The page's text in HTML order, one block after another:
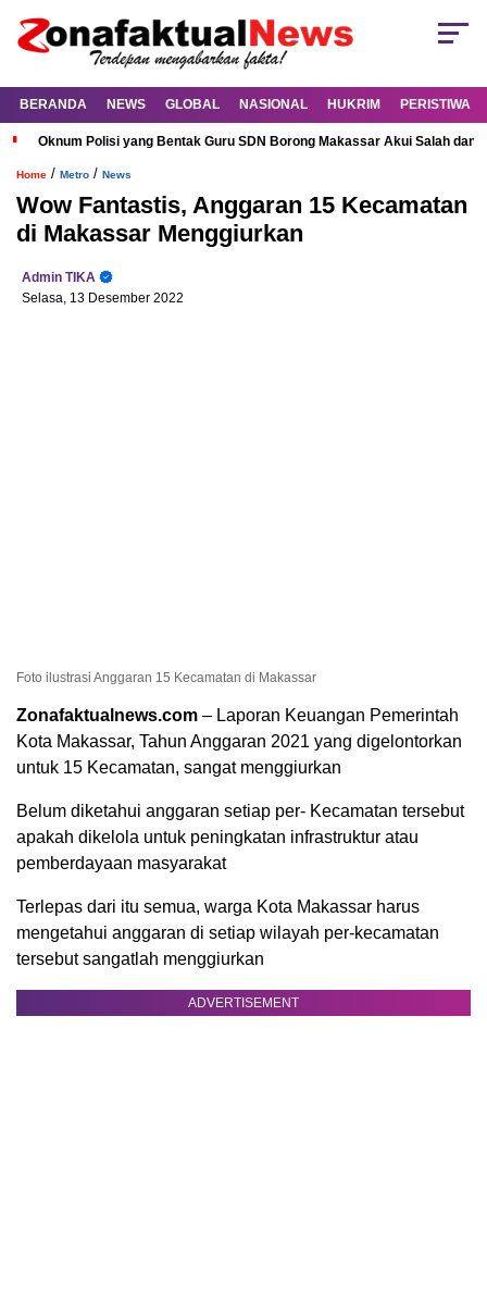
BERANDA NEWS GLOBAL NASIONAL HUKRIM PERISTIWA
Oknum Polisi yang Bentak Guru SDN Borong Makassar Akui Salah dan
Home / Metro / News
Wow Fantastis, Anggaran 15 Kecamatan
di Makassar Menggiurkan
Admin TIKA
Selasa, 13 Desember 2022
Foto ilustrasi Anggaran 15 Kecamatan di Makassar
Zonafaktualnews.com – Laporan Keuangan Pemerintah
Kota Makassar, Tahun Anggaran 2021 yang digelontorkan
untuk 15 Kecamatan, sangat menggiurkan
Belum diketahui anggaran setiap per- Kecamatan tersebut
apakah dikelola untuk peningkatan infrastruktur atau
pemberdayaan masyarakat
Terlepas dari itu semua, warga Kota Makassar harus
mengetahui anggaran di setiap wilayah per-kecamatan
tersebut sangatlah menggiurkan
ADVERTISEMENT